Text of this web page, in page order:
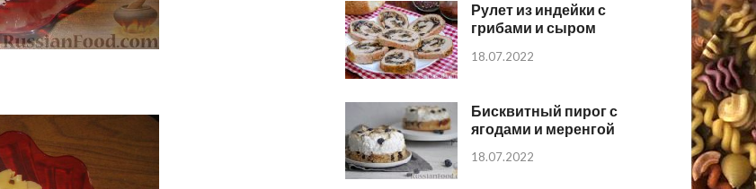
Рулет из индейки с
грибами и сыром
18.07.2022
Бисквитный пирог с
ягодами и меренгой
18.07.2022